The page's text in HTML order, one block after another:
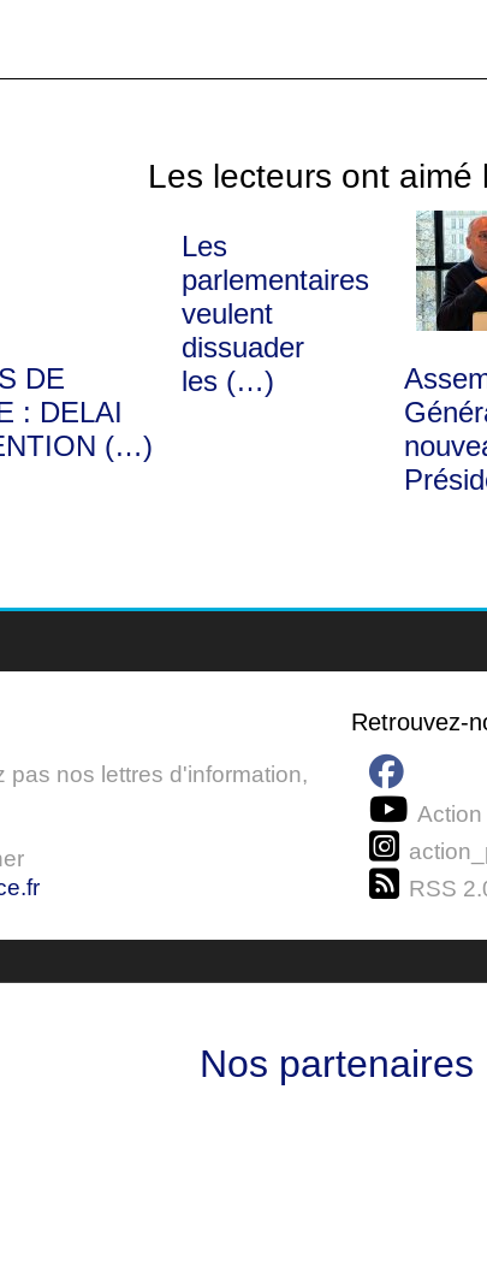
Les lecteurs ont aimé
DE
: DELAI
(…)
Les
parlementaires
veulent
dissuader
les (…)
pas nos lettres d'information,
Retrouvez-
RSS
Nos partenaires